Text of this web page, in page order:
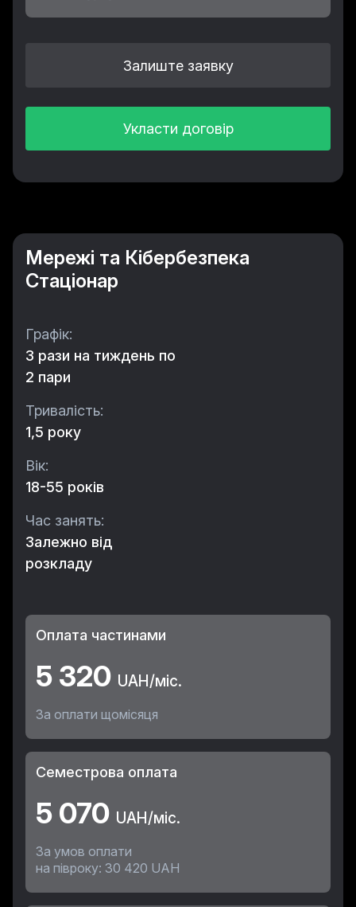
Залиште заявку
Укласти договір
Мережі та Кібербезпека
Стаціонар
Графік:
3 рази на тиждень по
2 пари
Тривалість:
1,5 року
Вік:
18-55 років
Час занять:
Залежно від
розкладу
Оплата частинами
5 320 UAH/міс.
За оплати щомісяця
Семестрова оплата
5 070 UAH/міс.
За умов оплати
на півроку: 30 420 UAH